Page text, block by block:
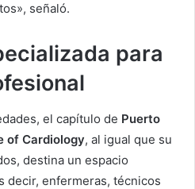
señaló.
para
el capítulo de Puerto
of Cardiology, al igual que su
destina un espacio
decir, enfermeras, técnicos